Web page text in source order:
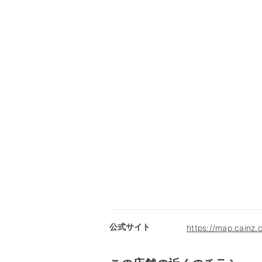
公式サイト https://